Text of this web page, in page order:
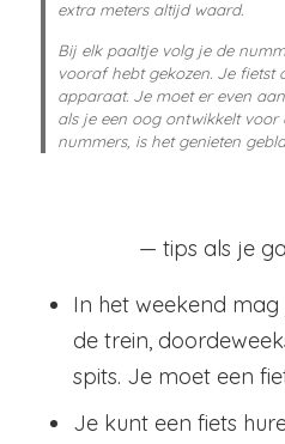
extra meters altijd waard.
Bij elk paaltje volg je de
vooraf hebt gekozen. Je fietst
apparaat. Je moet er even
als je een oog ontwikkelt voor
nummers, is het genieten
— tips als je
In het weekend
de trein,
spits. Je moet een
Je kunt een fiets